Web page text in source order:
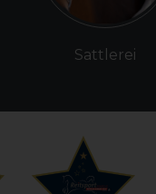
Sattlerei